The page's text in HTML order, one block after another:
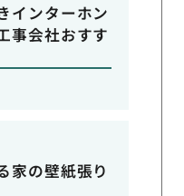
インターホン
事会社おすす
家の壁紙張り